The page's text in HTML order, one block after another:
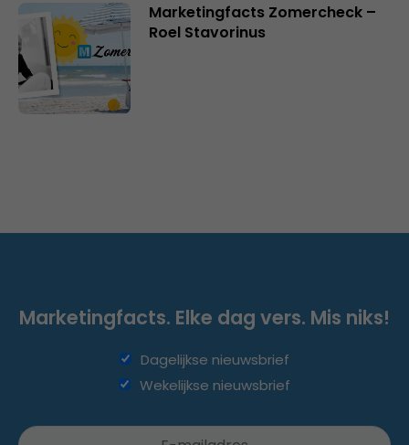
Marketingfacts Zomercheck –
Roel Stavorinus
Marketingfacts. Elke dag vers. Mis niks!
Dagelijkse nieuwsbrief
Wekelijkse nieuwsbrief